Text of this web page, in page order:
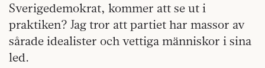
Sverigedemokrat, kommer att se ut i
praktiken? Jag tror att partiet har massor av
sårade idealister och vettiga människor i sina
led.